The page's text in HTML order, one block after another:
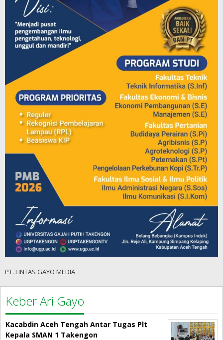
PT. LINTAS GAYO MEDIA
Keber Ari Gayo
Kacabdin Aceh Tengah Antar Tugas Plt
Kepala SMAN 1 Takengon